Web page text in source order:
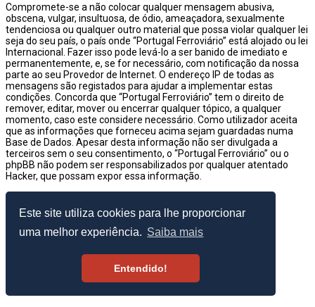
Este site utiliza cookies para lhe proporcionar
uma melhor experiência. Saiba mais
Entendido!
Compromete-se a não colocar qualquer mensagem abusiva,
obscena, vulgar, insultuosa, de ódio, ameaçadora, sexualmente
tendenciosa ou qualquer outro material que possa violar qualquer lei
seja do seu país, o país onde “Portugal Ferroviário” está alojado ou lei
Internacional. Fazer isso pode levá-lo a ser banido de imediato e
permanentemente, e, se for necessário, com notificação da nossa
parte ao seu Provedor de Internet. O endereço IP de todas as
mensagens são registados para ajudar a implementar estas
condições. Concorda que “Portugal Ferroviário” tem o direito de
remover, editar, mover ou encerrar qualquer tópico, a qualquer
momento, caso este considere necessário. Como utilizador aceita
que as informações que forneceu acima sejam guardadas numa
Base de Dados. Apesar desta informação não ser divulgada a
terceiros sem o seu consentimento, o “Portugal Ferroviário” ou o
phpBB não podem ser responsabilizados por qualquer atentado
Hacker, que possam expor essa informação.
© 2003–2026 Portugal Ferroviário